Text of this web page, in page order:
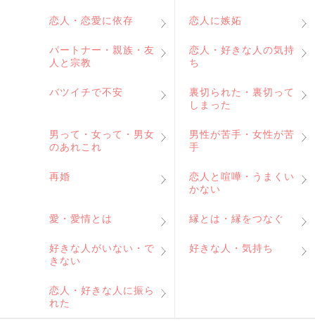
恋人・恋愛に依存 恋人に嫉妬
パートナー・親族・友
人と宗教
恋人・好きな人の気持
ち
バツイチで不安
裏切られた・裏切って
しまった
男って・女って・男女
のあれこれ
男性が苦手・女性が苦
手
再婚
恋人と喧嘩・うまくい
かない
愛・愛情とは 縁とは・縁をつなぐ
好きな人がいない・で
きない
好きな人・気持ち
恋人・好きな人に振ら
れた